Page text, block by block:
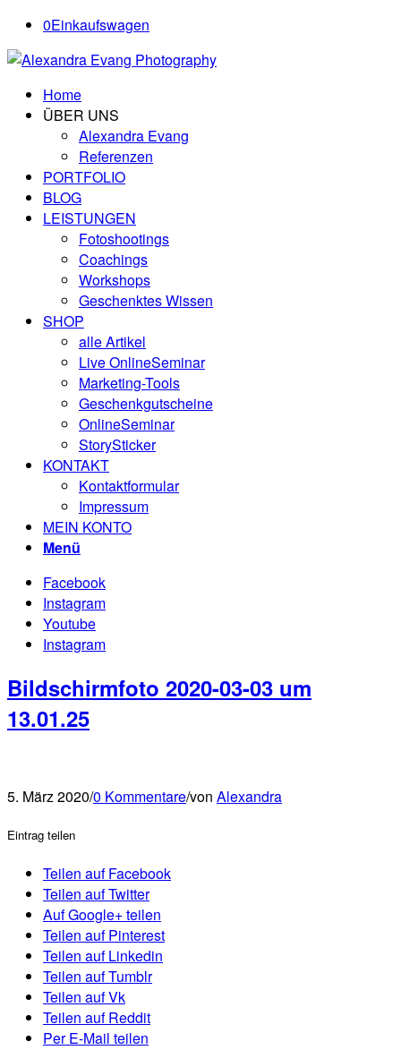
0Einkaufswagen
Home
ÜBER UNS
Alexandra Evang
Referenzen
PORTFOLIO
BLOG
LEISTUNGEN
Fotoshootings
Coachings
Workshops
Geschenktes Wissen
SHOP
alle Artikel
Live OnlineSeminar
Marketing-Tools
Geschenkgutscheine
OnlineSeminar
StorySticker
KONTAKT
Kontaktformular
Impressum
MEIN KONTO
Menü
Facebook
Instagram
Youtube
Instagram
Bildschirmfoto 2020-03-03 um
13.01.25
5. März 2020/0 Kommentare/von Alexandra
Eintrag teilen
Teilen auf Facebook
Teilen auf Twitter
Auf Google+ teilen
Teilen auf Pinterest
Teilen auf Linkedin
Teilen auf Tumblr
Teilen auf Vk
Teilen auf Reddit
Per E-Mail teilen